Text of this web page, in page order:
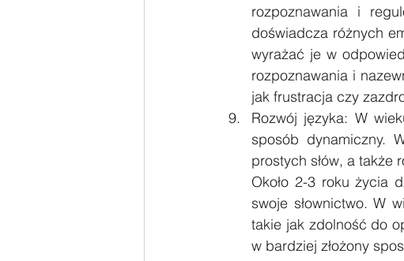
rozpoznawania i
doświadcza różnych
wyrażać je w
rozpoznawania i
jak frustracja czy
Rozwój języka: W
sposób dynamiczny.
prostych słów, a także
Około 2-3 roku życia
swoje słownictwo. W
takie jak zdolność do
w bardziej złożony